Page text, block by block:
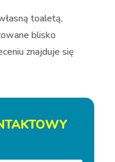
toaletą,
blisko
znajduje się